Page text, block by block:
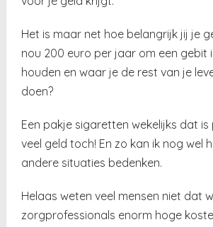
Het is maar net hoe belangrijk jij je
nou 200 euro per jaar om een gebit
houden en waar je de rest van je
doen?
Een pakje sigaretten wekelijks dat
veel geld toch! En zo kan ik nog wel
andere situaties bedenken.
Helaas weten veel mensen niet dat
zorgprofessionals enorm hoge